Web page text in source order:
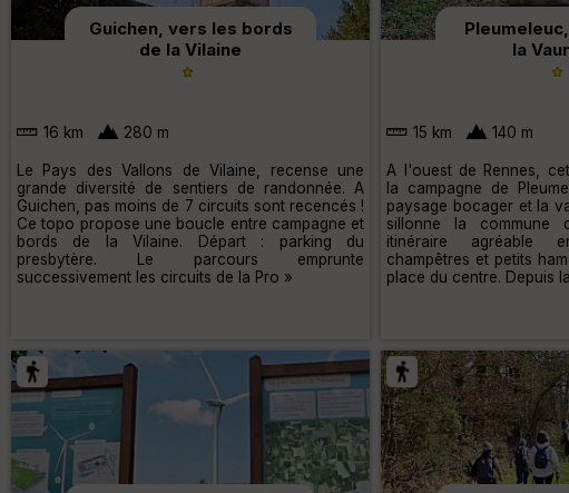
Guichen, vers les bords
de la Vilaine
16 km 280 m
Le Pays des Vallons de Vilaine, recense une
grande diversité de sentiers de randonnée. A
Guichen, pas moins de 7 circuits sont recencés !
Ce topo propose une boucle entre campagne et
bords de la Vilaine. Départ : parking du
presbytère. Le parcours emprunte
successivement les circuits de la Pro »
la
15 km 140 m
A l'ouest de Rennes,
la campagne de
paysage bocager et la
sillonne la
itinéraire agréable
champêtres et petits
place du centre. Depuis